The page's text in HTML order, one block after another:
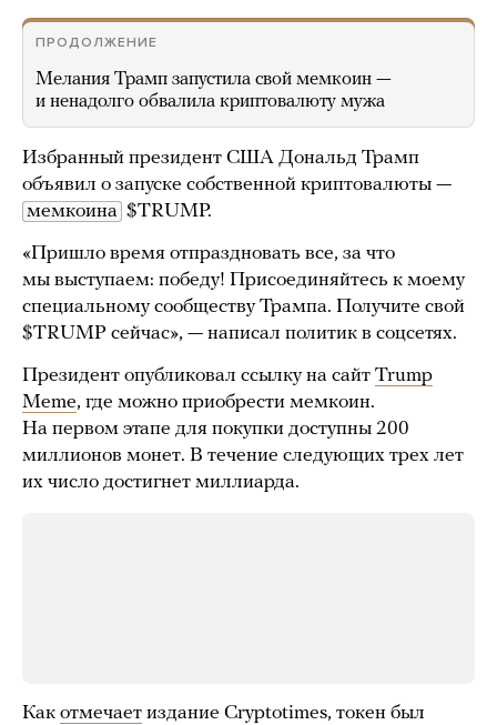
ПРОДОЛЖЕНИЕ
Мелания Трамп запустила свой мемкоин —
и ненадолго обвалила криптовалюту мужа
Избранный президент США Дональд Трамп
объявил о запуске собственной криптовалюты —
мемкоина $TRUMP.
«Пришло время отпраздновать все, за что
мы выступаем: победу! Присоединяйтесь к моему
специальному сообществу Трампа. Получите свой
$TRUMP сейчас», — написал политик в соцсетях.
Президент опубликовал ссылку на сайт Trump
Meme, где можно приобрести мемкоин.
На первом этапе для покупки доступны 200
миллионов монет. В течение следующих трех лет
их число достигнет миллиарда.
Как отмечает издание Cryptotimes, токен был